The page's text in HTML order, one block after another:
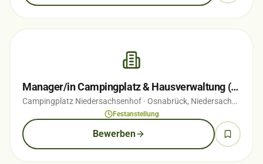
Manager/in Campingplatz & Hausverwaltung (w/m/d) Teil-/Vollzeit
Campingplatz Niedersachsenhof · Osnabrück, Niedersachsen
Festanstellung
Bewerben